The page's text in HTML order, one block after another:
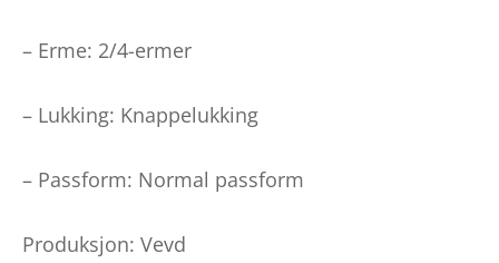
– Erme: 2/4-ermer
– Lukking: Knappelukking
– Passform: Normal passform
Produksjon: Vevd